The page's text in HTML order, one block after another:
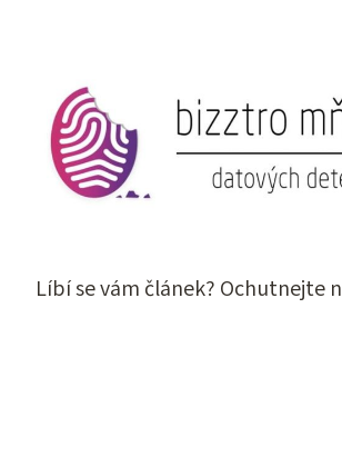
Líbí se vám článek? Ochutnejte